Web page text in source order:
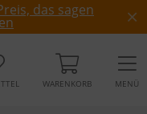
das sagen
WARENKORB MENÜ